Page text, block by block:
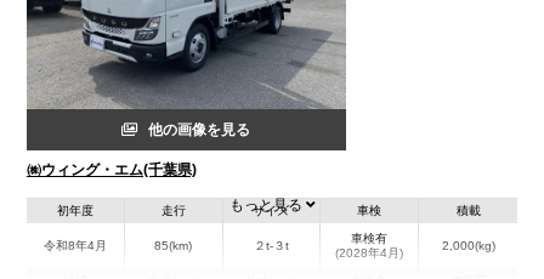
他の画像を見る
㈱ウィング・エム(千葉県)
初年度
令和8年4月
走行
85(km)
サイズ
２t-３t
車検
車検有
(2028年4月)
積載
2,000(kg)
もっと見る